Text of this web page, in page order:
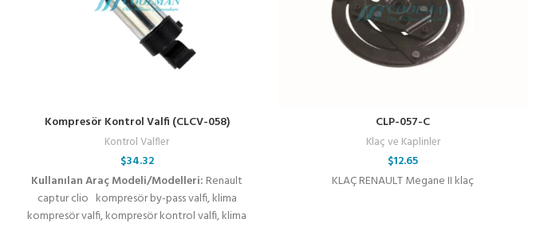
Kompresör Kontrol Valfi (CLCV-058)
Kontrol Valfler
$34.32
Kullanılan Araç Modeli/Modelleri: Renault
captur clio kompresör by-pass valfi, klima
kompresör valfi, kompresör kontrol valfi, klima
CLP-057-C
Klaç ve Kaplinler
$12.65
KLAÇ RENAULT Megane II klaç